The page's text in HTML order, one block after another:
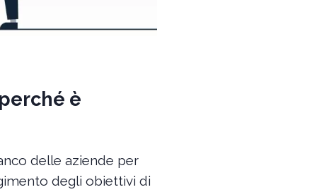
è
delle aziende per
degli obiettivi di